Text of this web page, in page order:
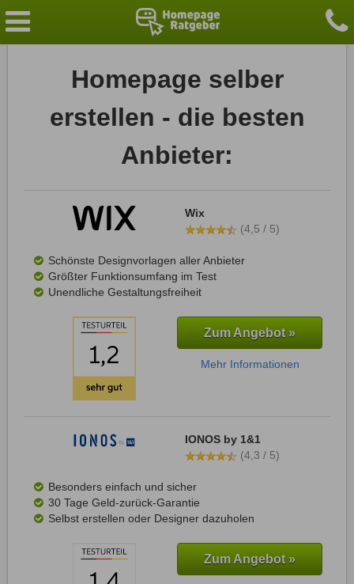
Homepage selber
erstellen - die besten
Anbieter:
Wix
(4,5 / 5)
Schönste Designvorlagen aller Anbieter
Größter Funktionsumfang im Test
Unendliche Gestaltungsfreiheit
Zum Angebot »
Mehr Informationen
IONOS by 1&1
(4,3 / 5)
Besonders einfach und sicher
30 Tage Geld-zurück-Garantie
Selbst erstellen oder Designer dazuholen
Zum Angebot »